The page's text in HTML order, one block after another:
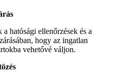
hatósági ellenőrzések és a
hogy az ingatlan
vehetővé váljon.